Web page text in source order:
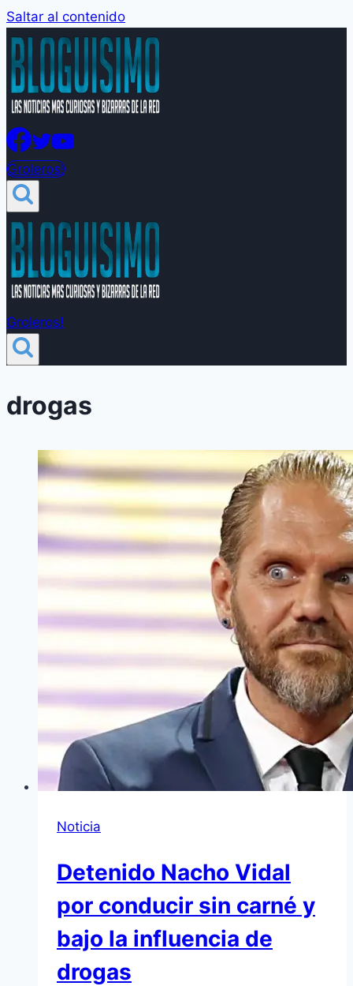
Saltar al contenido
Groleros!
Groleros!
drogas
Noticia
Detenido Nacho Vidal
por conducir sin carné y
bajo la influencia de
drogas